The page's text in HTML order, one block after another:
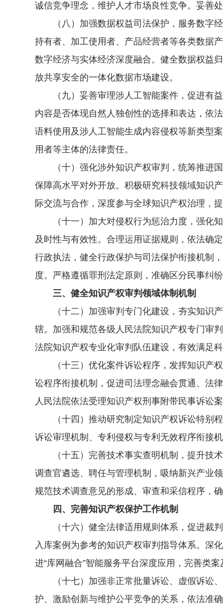
诚信竞争理念，维护人才市场良性竞争。妥善
（八）加强数据权益司法保护，服务数字经
持有者、加工使用者、产品经营者等各类数据
数字经济与实体经济深度融合。健全数据权益
放共享安全的一体化数据市场建设。
（九）妥善审理涉人工智能案件，促进有益
内容是否体现自然人独创性的选择和表达，依
语料使用及涉人工智能生成内容侵权等新类型
用者等主体的法律责任。
（十）强化涉外知识产权审判，统筹推进国
保障高水平对外开放。积极研究科技领域知识
际交流与合作，深度参与全球知识产权治理，
（十一）加大对侵权行为惩治力度，强化知
及时性与有效性。合理运用证据规则，依法确
行政执法，健全行政保护与司法保护衔接机制
度。严格遵循罪刑法定原则，准确区分民事纠
三、健全知识产权审判领域体制机制
（十二）加强审判专门化建设，夯实知识产
辖。加强和规范各级人民法院知识产权专门审
法院知识产权专业化审判队伍建设，有效满足
（十三）优化案件诉讼程序，发挥知识产权
讼程序衔接机制，促进司法理念融会贯通、法
人民法院依法受理知识产权刑事附带民事诉讼
（十四）推动研究制定知识产权诉讼特别程
诉讼审理机制、专利侵权与专利无效程序衔接
（十五）完善技术事实查明机制，提升技术
调查官遴选、聘任与管理机制，吸纳新兴产业
规范技术调查意见的形成、审查和采信程序，
四、完善知识产权保护工作机制
（十六）健全法律适用规则体系，促进裁判
入库案例为参考的知识产权审判指导体系。深
进“库网融合”智能服务平台深度应用，完善类
（十七）加强非正常批量诉讼、虚假诉讼、
护、激励创新与维护公平竞争的关系，依法准